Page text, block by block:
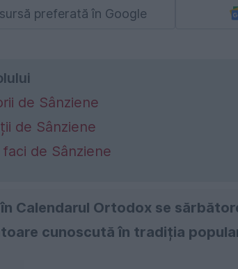
preferată în Google
de Sânziene
de Sânziene
de Sânziene
Calendarul Ortodox se
cunoscută în tradiția